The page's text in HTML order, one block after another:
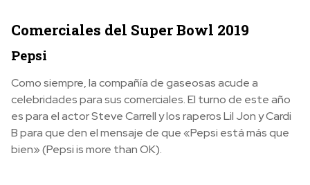
Comerciales del Super Bowl 2019
Pepsi
Como siempre, la compañía de gaseosas acude a
celebridades para sus comerciales. El turno de este año
es para el actor Steve Carrell y los raperos Lil Jon y Cardi
B para que den el mensaje de que «Pepsi está más que
bien» (Pepsi is more than OK).